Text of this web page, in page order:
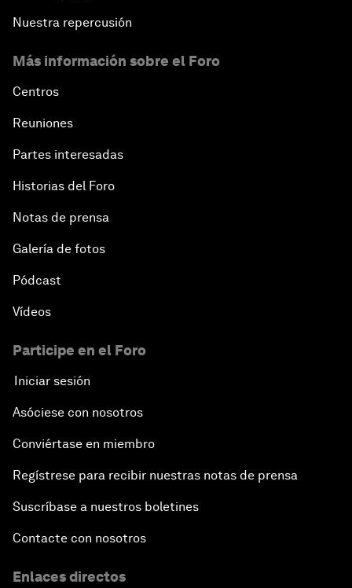
Nuestra repercusión
Más información sobre el Foro
Centros
Reuniones
Partes interesadas
Historias del Foro
Notas de prensa
Galería de fotos
Pódcast
Vídeos
Participe en el Foro
Iniciar sesión
Asóciese con nosotros
Conviértase en miembro
Regístrese para recibir nuestras notas de prensa
Suscríbase a nuestros boletines
Contacte con nosotros
Enlaces directos